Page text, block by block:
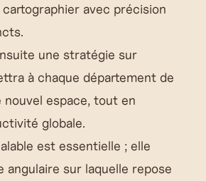
avec précision
une stratégie sur
à chaque département de
nouvel espace, tout en
globale.
est essentielle ; elle
sur laquelle repose